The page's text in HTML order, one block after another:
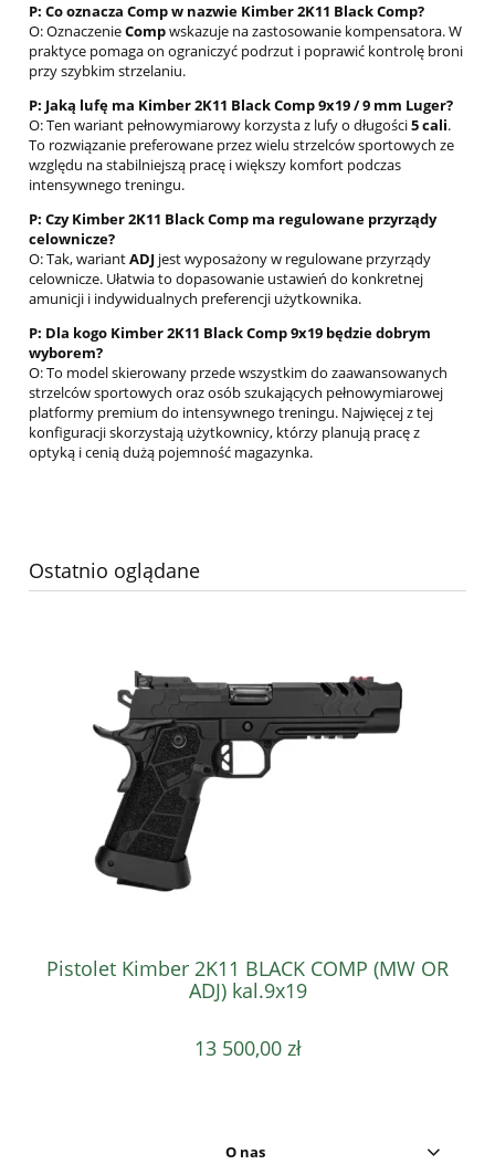
P: Co oznacza Comp w nazwie Kimber 2K11 Black Comp?
O: OznaczenieCompwskazuje na zastosowanie kompensatora. W
praktyce pomaga on ograniczyć podrzut i poprawić kontrolę broni
przy szybkim strzelaniu.
P: Jaką lufę ma Kimber 2K11 Black Comp 9x19 / 9 mm Luger?
O: Ten wariant pełnowymiarowy korzysta z lufy o długości5 cali.
To rozwiązanie preferowane przez wielu strzelców sportowych ze
względu na stabilniejszą pracę i większy komfort podczas
intensywnego treningu.
P: Czy Kimber 2K11 Black Comp ma regulowane przyrządy
celownicze?
O: Tak, wariantADJ jest wyposażony w regulowane przyrządy
celownicze. Ułatwia to dopasowanie ustawień do konkretnej
amunicji i indywidualnych preferencji użytkownika.
P: Dla kogo Kimber 2K11 Black Comp 9x19 będzie dobrym
wyborem?
O: To model skierowany przede wszystkim do zaawansowanych
strzelców sportowych oraz osób szukających pełnowymiarowej
platformy premium do intensywnego treningu. Najwięcej z tej
konfiguracji skorzystają użytkownicy, którzy planują pracę z
optyką i cenią dużą pojemność magazynka.
Ostatnio oglądane
Pistolet Kimber 2K11 BLACK COMP (MW OR
ADJ) kal.9x19
13 500,00 zł
O nas